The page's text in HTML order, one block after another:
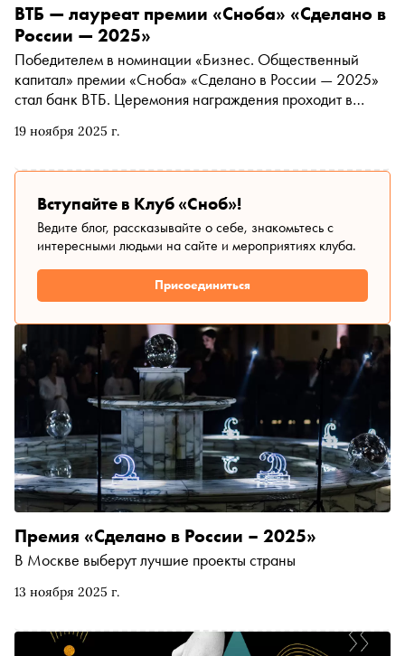
19 ноября 2025 г.
ВТБ — лауреат премии «Сноба» «Сделано в
России — 2025»
Победителем в номинации «Бизнес. Общественный
капитал» премии «Сноба» «Сделано в России — 2025»
стал банк ВТБ. Церемония награждения проходит в
Вступайте в Клуб «Сноб»!
Ведите блог, рассказывайте о себе, знакомьтесь с
интересными людьми на сайте и мероприятиях клуба.
Присоединиться
13 ноября 2025 г.
Премия «Сделано в России – 2025»
В Москве выберут лучшие проекты страны